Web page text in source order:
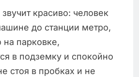
красиво: человек
до станции метро,
на парковке,
в подземку и спокойно
стоя в пробках и не